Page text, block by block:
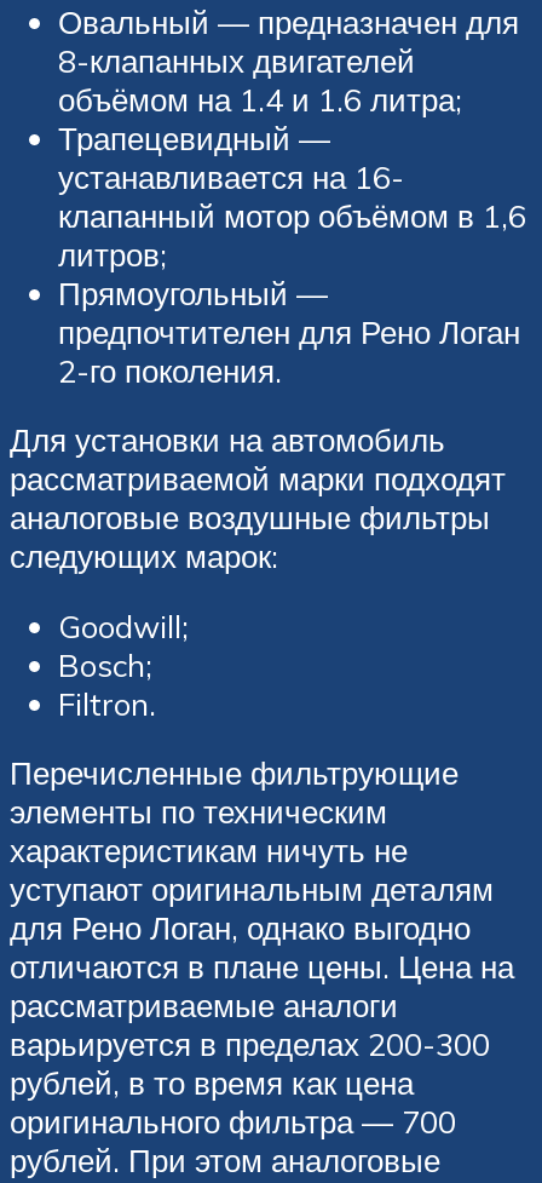
Овальный — предназначен для
8-клапанных двигателей
объёмом на 1.4 и 1.6 литра;
Трапецевидный —
устанавливается на 16-
клапанный мотор объёмом в 1,6
литров;
Прямоугольный —
предпочтителен для Рено Логан
2-го поколения.
Для установки на автомобиль
рассматриваемой марки подходят
аналоговые воздушные фильтры
следующих марок:
Goodwill;
Bosch;
Filtron.
Перечисленные фильтрующие
элементы по техническим
характеристикам ничуть не
уступают оригинальным деталям
для Рено Логан, однако выгодно
отличаются в плане цены. Цена на
рассматриваемые аналоги
варьируется в пределах 200-300
рублей, в то время как цена
оригинального фильтра — 700
рублей. При этом аналоговые